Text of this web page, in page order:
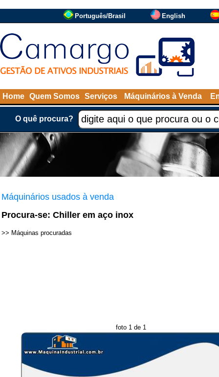
Português/Brasil English
Home Quem Somos Serviços Máquinários à Venda
O quê procura?
Máquinários usados à venda
Procura-se: Chiller em aço inox
>> Máquinas procuradas
foto 1 de 1